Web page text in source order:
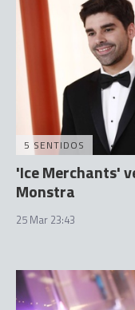
5 SENTIDOS
'Ice Merchants'
Monstra
25 Mar 23:43